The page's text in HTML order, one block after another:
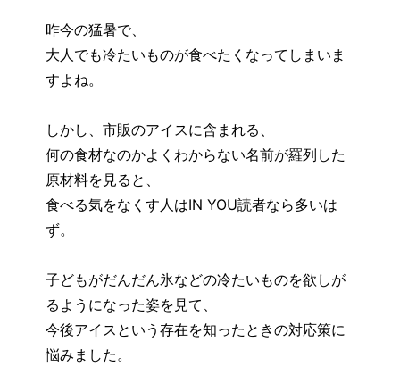
昨今の猛暑で、
大人でも冷たいものが食べたくなってしまいま
すよね。
しかし、市販のアイスに含まれる、
何の食材なのかよくわからない名前が羅列した
原材料を見ると、
食べる気をなくす人はIN YOU読者なら多いは
ず。
子どもがだんだん氷などの冷たいものを欲しが
るようになった姿を見て、
今後アイスという存在を知ったときの対応策に
悩みました。